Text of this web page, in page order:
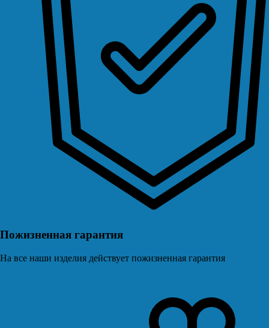
Пожизненная гарантия
На все наши изделия действует пожизненная гарантия